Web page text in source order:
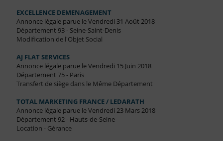
EXCELLENCE DEMENAGEMENT
Annonce légale parue le Vendredi 31 Août 2018
Département 93 - Seine-Saint-Denis
Modification de l'Objet Social
AJ FLAT SERVICES
Annonce légale parue le Vendredi 15 Juin 2018
Département 75 - Paris
Transfert de siège dans le Même Département
TOTAL MARKETING FRANCE / LEDARATH
Annonce légale parue le Vendredi 23 Mars 2018
Département 92 - Hauts-de-Seine
Location - Gérance